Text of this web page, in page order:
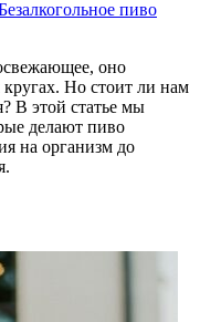
пиво
оно
Но стоит ли нам
В этой статье мы
делают пиво
на организм до